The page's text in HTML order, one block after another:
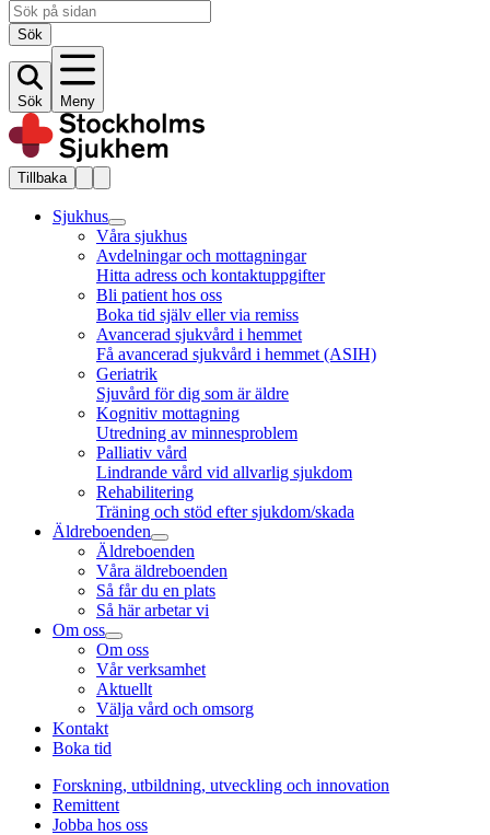
Sök
Sök Meny
Tillbaka
Sjukhus
Våra sjukhus
Avdelningar och mottagningar
Hitta adress och kontaktuppgifter
Bli patient hos oss
Boka tid själv eller via remiss
Avancerad sjukvård i hemmet
Få avancerad sjukvård i hemmet (ASIH)
Geriatrik
Sjuvård för dig som är äldre
Kognitiv mottagning
Utredning av minnesproblem
Palliativ vård
Lindrande vård vid allvarlig sjukdom
Rehabilitering
Träning och stöd efter sjukdom/skada
Äldreboenden
Äldreboenden
Våra äldreboenden
Så får du en plats
Så här arbetar vi
Om oss
Om oss
Vår verksamhet
Aktuellt
Välja vård och omsorg
Kontakt
Boka tid
Forskning, utbildning, utveckling och innovation
Remittent
Jobba hos oss